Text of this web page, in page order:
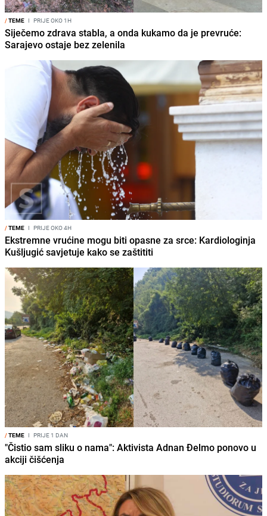
/TEME I PRIJE OKO 1H
Siječemo zdrava stabla, a onda kukamo da je prevruće:
Sarajevo ostaje bez zelenila
/TEME I PRIJE OKO 4H
Ekstremne vrućine mogu biti opasne za srce: Kardiologinja
Kušljugić savjetuje kako se zaštititi
/TEME I PRIJE 1 DAN
"Čistio sam sliku o nama": Aktivista Adnan Đelmo ponovo u
akciji čišćenja